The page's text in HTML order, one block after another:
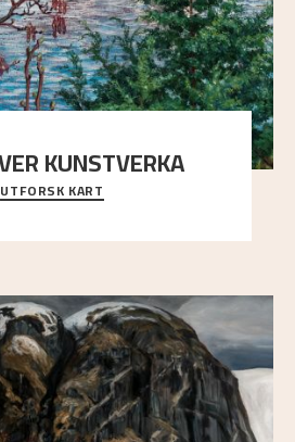
KUNSTVERKA
og utsiktene i Astrups malerier
UTFORSK KART